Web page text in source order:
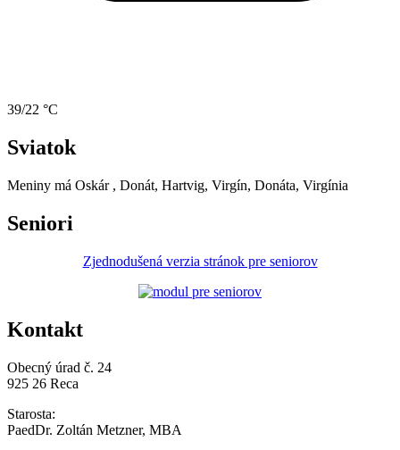
39/22 °C
Sviatok
Meniny má Oskár , Donát, Hartvig, Virgín, Donáta, Virgínia
Seniori
Zjednodušená verzia stránok pre seniorov
Kontakt
Obecný úrad č. 24
925 26 Reca
Starosta:
PaedDr. Zoltán Metzner, MBA